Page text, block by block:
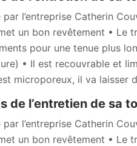
par l’entreprise Catherin
un bon revêtement • Le
pour une tenue plus
• Il est recouvrable et
microporeux, il va laisser
de l’entretien de sa
par l’entreprise Catherin
un bon revêtement • Le